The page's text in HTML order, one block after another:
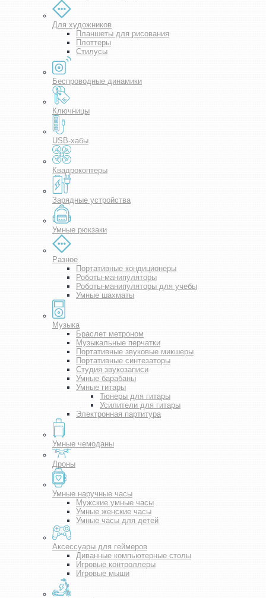
Для художников
Планшеты для рисования
Плоттеры
Стилусы
Беспроводные динамики
Ключницы
USB-хабы
Квадрокоптеры
Зарядные устройства
Умные рюкзаки
Разное
Портативные кондиционеры
Роботы-манипуляторы
Роботы-манипуляторы для учебы
Умные шахматы
Музыка
Браслет метроном
Музыкальные перчатки
Портативные звуковые микшеры
Портативные синтезаторы
Студия звукозаписи
Умные барабаны
Умные гитары
Тюнеры для гитары
Усилители для гитары
Электронная партитура
Умные чемоданы
Дроны
Умные наручные часы
Мужские умные часы
Умные женские часы
Умные часы для детей
Аксессуары для геймеров
Диванные компьютерные столы
Игровые контроллеры
Игровые мыши